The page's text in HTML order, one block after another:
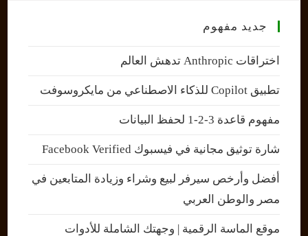
جديد مفهوم
اختراقات Anthropic تدهش العالم
تطبيق Copilot للذكاء الاصطناعي من مايكروسوفت
مفهوم قاعدة 3-2-1 لحفظ البيانات
شارة توثيق مجانية في فيسبوك Facebook Verified
أفضل وأرخص سيرفر لبيع وشراء وزيادة المتابعين في
مصر والوطن العربي
موقع الماسة الرقمية | وجهتك الشاملة للأدوات